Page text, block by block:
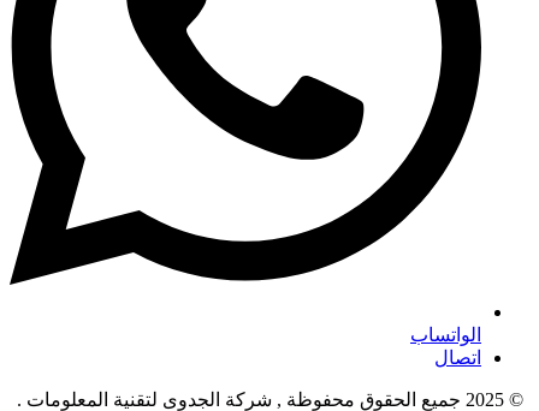
الواتساب
اتصال
© 2025 جميع الحقوق محفوظة , شركة الجدوى لتقنية المعلومات .